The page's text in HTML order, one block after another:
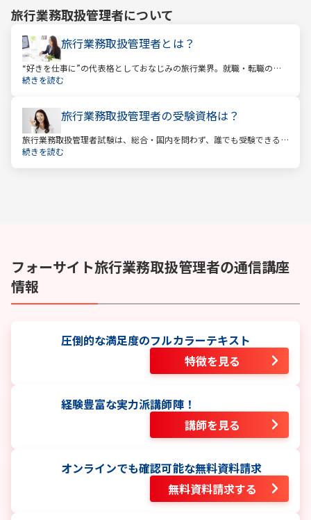
旅行業務取扱管理者について
旅行業務取扱管理者とは？
“好きを仕事に”の代表格としておなじみの旅行業界。就職・転職の人
気企業ランキングでは旅行会社が常に上位に君臨し、いつの時代にも
続きを読む
旅行業務取扱管理者の受験資格は？
旅行業務取扱管理者試験は、総合・国内を問わず、誰でも受験できる
資格です。一般的に「国家資格」といえば受験資格が多いですが、
続きを読む
フォーサイト旅行業務取扱管理者の通信講座
情報
圧倒的な満足度のフルカラーテキスト
特徴を見る
経験豊富な実力派講師陣！
講師を見る
オンラインでも確認可能な無料資料請求
無料資料請求する